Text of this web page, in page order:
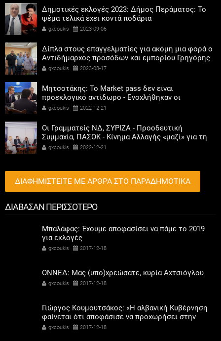
Δημοτικές εκλογές 2023: Δήμος Περάματος: Το
ψέμα τελικά έχει κοντά ποδάρια
gxcoukis 2023-09-06
Δίπλα στους επαγγελματίες για ακόμη μια φορά ο
Αντιδήμαρχος προσόδων και εμπορίου Γρηγόρης
Καψοκόλης
gxcoukis 2023-08-17
Μητσοτάκης: Το Market pass δεν είναι
προεκλογικό αντίδωρο - Ενοχλήθηκαν οι
αριστεροί του χαβιαριού
gxcoukis 2022-12-21
Οι Γραμματείς ΝΔ, ΣΥΡΙΖΑ - Προοδευτική
Συμμαχία, ΠΑΣΟΚ - Κίνημα Αλλαγής «μαζί» για τη
συμμετοχή των γυναικών στην πολιτική
gxcoukis 2022-12-21
ΔΙΑΦΗΜΙΣΤΕΙΤΕ ΜΕ ΑΡΘΡΑ ΣΤΟ ΠΑΡΑΔΗΜΟΤΙΚΑ
ΔΙΑΒΑΣΑΝ ΠΕΡΙΣΣΟΤΕΡΟ
Μπαλάφας: Έχουμε αποφασίσει να πάμε το 2019
για εκλογές
gxcoukis 2017-12-18
ΟΝΝΕΔ: Μας (υπο)χρεώσατε, κυρία Αχτσιόγλου
gxcoukis 2017-12-18
Γιώργος Κουμουτσάκος: «Η αλβανική Κυβέρνηση
φαίνεται ότι αποφάσισε να προχωρήσει στην
εφαρμογή της διμερούς συμφωνίας Ελλάδας -
gxcoukis 2017-12-18